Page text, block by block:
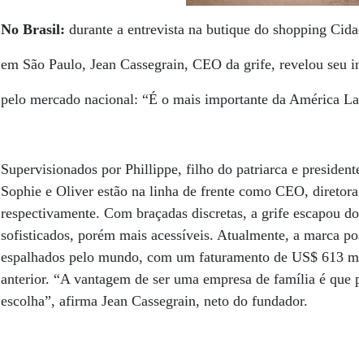
No Brasil:durante a entrevista na butique do shopping
em São Paulo, Jean Cassegrain, CEO da grife, revelou seu
pelo mercado nacional: “É o mais importante da América
Supervisionados por Phillippe, filho do patriarca e
Sophie e Oliver estão na linha de frente como CEO,
respectivamente. Com braçadas discretas, a grife escapou
sofisticados, porém mais acessíveis. Atualmente, a marca
espalhados pelo mundo, com um faturamento de US$ 613
anterior. “A vantagem de ser uma empresa de família é
escolha”, afirma Jean Cassegrain, neto do fundador.